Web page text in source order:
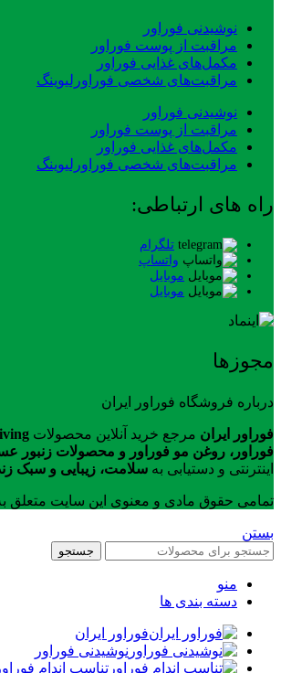
نوشیدنی فوراور
مراقبت از پوست فوراور
مکمل‌های غذایی فوراور
مراقبت‌های شخصی فوراورلیوینگ
نوشیدنی فوراور
مراقبت از پوست فوراور
مکمل‌های غذایی فوراور
مراقبت‌های شخصی فوراورلیوینگ
راه های ارتباطی:
تلگرام
واتساپ
موبایل
موبایل
مجوزها
درباره فروشگاه فوراور ایران
فوراور ایران مرجع خرید آنلاین محصولات
فوراور، روغن مو فوراور و محصولات زنبور
اینترنتی و دستیابی به سلامت، زیبایی و سبک
تمامی حقوق مادی و معنوی این سایت متعلق
بستن
جستجو
منو
دسته بندی ها
فوراور ایران
نوشیدنی فوراور
تناسب اندام فوراور